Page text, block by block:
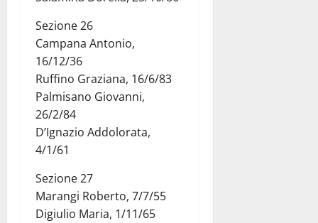
Sezione 26
Campana Antonio,
16/12/36
Ruffino Graziana, 16/6/83
Palmisano Giovanni,
26/2/84
D’Ignazio Addolorata,
4/1/61
Sezione 27
Marangi Roberto, 7/7/55
Digiulio Maria, 1/11/65